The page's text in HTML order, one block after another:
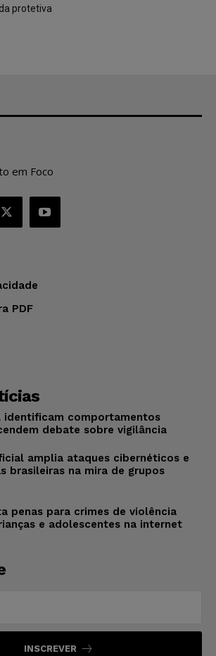
protetiva
em Foco
PDF
identificam comportamentos
debate sobre vigilância
amplia ataques cibernéticos e
brasileiras na mira de grupos
penas para crimes de violência
e adolescentes na internet
INSCREVER